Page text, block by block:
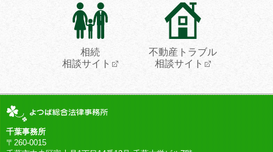
相続
相談サイト
不動産トラブル
相談サイト
千葉事務所
〒260-0015